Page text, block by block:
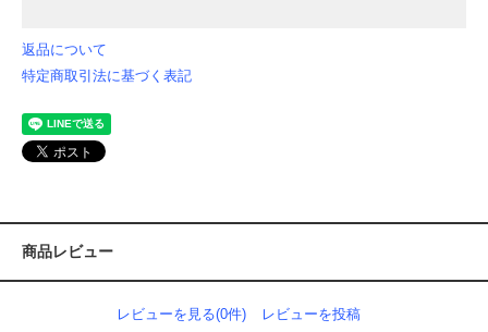
返品について
特定商取引法に基づく表記
商品レビュー
レビューを見る(0件) レビューを投稿